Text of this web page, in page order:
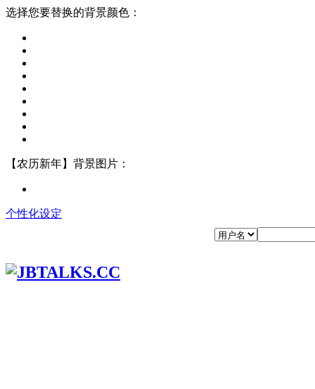
选择您要替换的背景颜色：
【农历新年】背景图片：
个性化设定